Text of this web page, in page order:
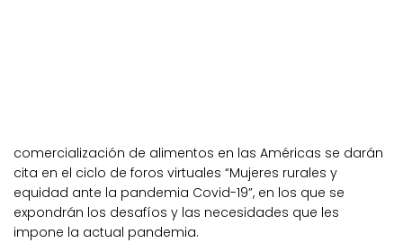
comercialización de alimentos en las Américas se darán
cita en el ciclo de foros virtuales “Mujeres rurales y
equidad ante la pandemia Covid-19”, en los que se
expondrán los desafíos y las necesidades que les
impone la actual pandemia.